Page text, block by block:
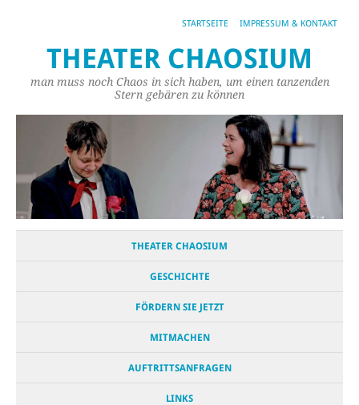
STARTSEITE IMPRESSUM & KONTAKT
THEATER CHAOSIUM
man muss noch Chaos in sich haben, um einen tanzenden
Stern gebären zu können
THEATER CHAOSIUM
GESCHICHTE
FÖRDERN SIE JETZT
MITMACHEN
AUFTRITTSANFRAGEN
LINKS